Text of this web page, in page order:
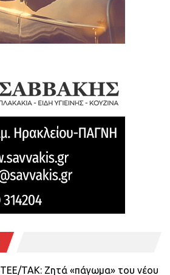
ΤΕΕ/ΤΑΚ: Ζητά «πάγωμα» του νέου